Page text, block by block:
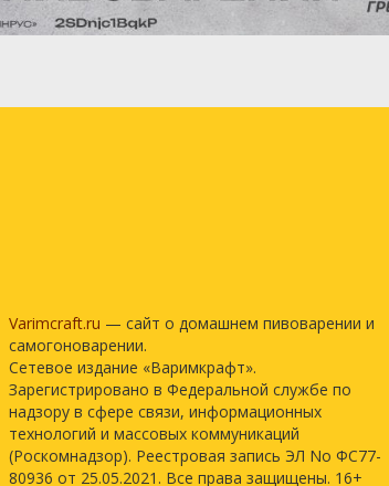
Varimcraft.ru — сайт о домашнем пивоварении и
самогоноварении.
Сетевое издание «Варимкрафт».
Зарегистрировано в Федеральной службе по
надзору в сфере связи, информационных
технологий и массовых коммуникаций
(Роскомнадзор). Реестровая запись ЭЛ No ФС77-
80936 от 25.05.2021. Все права защищены. 16+